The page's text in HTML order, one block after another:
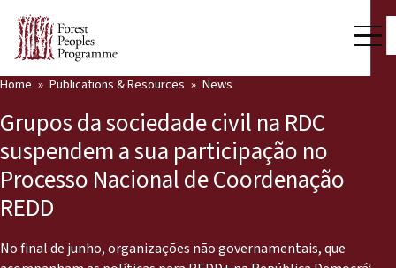
Our Work
Community Voices
Partners & Countries
Latest News
Publications & Resources
Back
Home Publications & Resources News
Grupos da sociedade civil na RDC
suspendem a sua participação no
Processo Nacional de Coordenação
REDD
No final de junho, organizações não governamentais, que